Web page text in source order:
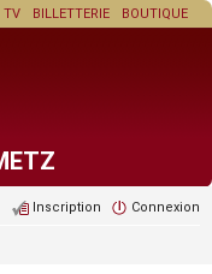
BOUTIQUE
BILLETTERIE
TV
Connexion
Inscription